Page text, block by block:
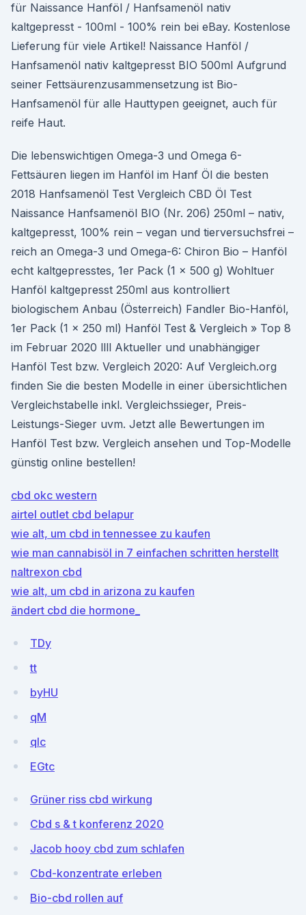
für Naissance Hanföl / Hanfsamenöl nativ
kaltgepresst - 100ml - 100% rein bei eBay. Kostenlose
Lieferung für viele Artikel! Naissance Hanföl /
Hanfsamenöl nativ kaltgepresst BIO 500ml Aufgrund
seiner Fettsäurenzusammensetzung ist Bio-
Hanfsamenöl für alle Hauttypen geeignet, auch für
reife Haut.
Die lebenswichtigen Omega-3 und Omega 6-
Fettsäuren liegen im Hanföl im Hanf Öl die besten
2018 Hanfsamenöl Test Vergleich CBD Öl Test
Naissance Hanfsamenöl BIO (Nr. 206) 250ml – nativ,
kaltgepresst, 100% rein – vegan und tierversuchsfrei –
reich an Omega-3 und Omega-6: Chiron Bio – Hanföl
echt kaltgepresstes, 1er Pack (1 x 500 g) Wohltuer
Hanföl kaltgepresst 250ml aus kontrolliert
biologischem Anbau (Österreich) Fandler Bio-Hanföl,
1er Pack (1 x 250 ml) Hanföl Test & Vergleich » Top 8
im Februar 2020 llll Aktueller und unabhängiger
Hanföl Test bzw. Vergleich 2020: Auf Vergleich.org
finden Sie die besten Modelle in einer übersichtlichen
Vergleichstabelle inkl. Vergleichssieger, Preis-
Leistungs-Sieger uvm. Jetzt alle Bewertungen im
Hanföl Test bzw. Vergleich ansehen und Top-Modelle
günstig online bestellen!
cbd okc western
airtel outlet cbd belapur
wie alt, um cbd in tennessee zu kaufen
wie man cannabisöl in 7 einfachen schritten herstellt
naltrexon cbd
wie alt, um cbd in arizona zu kaufen
ändert cbd die hormone_
TDy
tt
byHU
qM
qIc
EGtc
Grüner riss cbd wirkung
Cbd s & t konferenz 2020
Jacob hooy cbd zum schlafen
Cbd-konzentrate erleben
Bio-cbd rollen auf